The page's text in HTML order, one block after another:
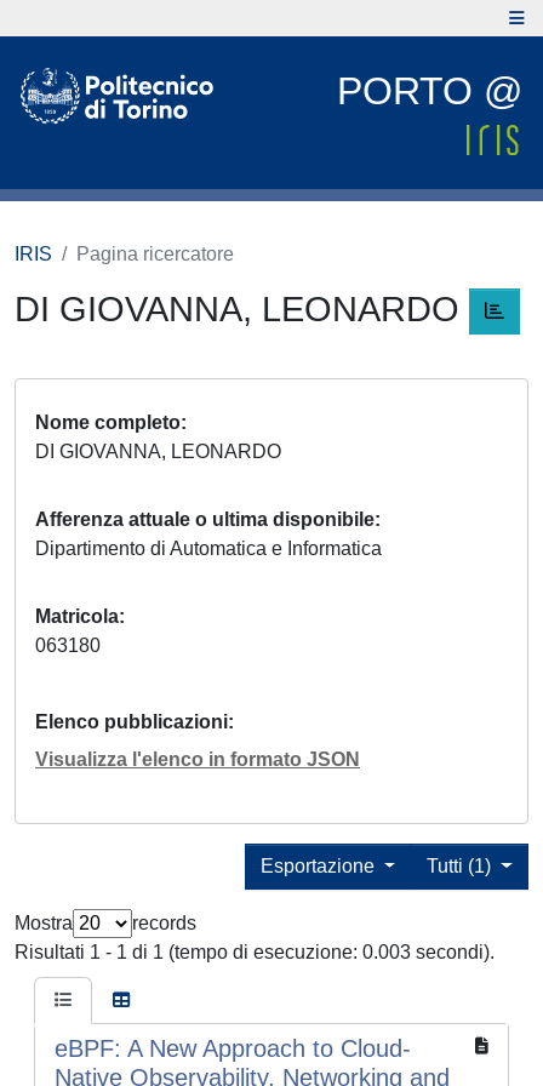
PORTO @
IRIS Pagina ricercatore
DI GIOVANNA, LEONARDO
Nome completo
DI GIOVANNA, LEONARDO
Afferenza attuale o ultima disponibile
Dipartimento di Automatica e Informatica
Matricola
063180
Elenco pubblicazioni
Visualizza l'elenco in formato JSON
Tutti (1)
Esportazione
Mostra
records
Risultati 1 - 1 di 1 (tempo di esecuzione: 0.003 secondi).
eBPF: A New Approach to Cloud-
Native Observability, Networking and